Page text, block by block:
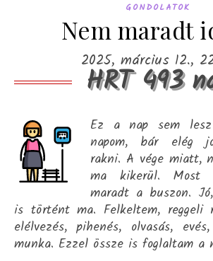
GONDOLATOK
Nem maradt
2025, március 12.,
HRT 493
Ez a nap sem
napom, bár elég
rakni. A vége miatt,
ma kikerül.
maradt a buszon.
is történt ma. Felkeltem, reggeli
elélvezés, pihenés, olvasás,
munka. Ezzel össze is foglaltam a